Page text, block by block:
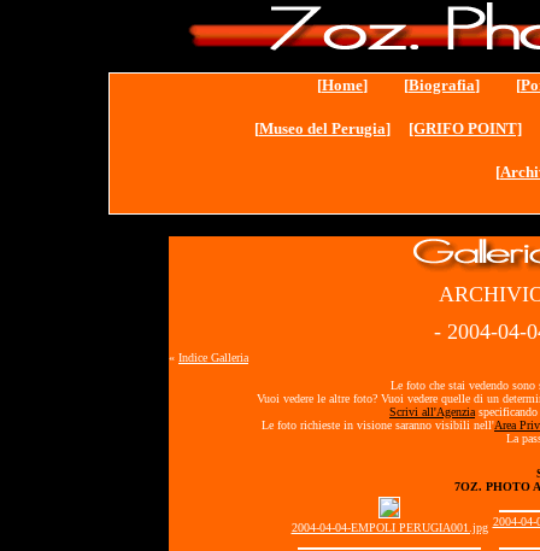
[Home] [Biografia] [
[Museo del Perugia] [GRIFO POINT]
[
- 2004-04-
« Indice Galleria
Le foto che stai vedendo
Vuoi vedere le altre foto? Vuoi vedere quelle di un
Scrivi all'Agenzia
Le foto richieste in visione saranno visibili nell'Area
La
7OZ. PHOTO
2004-04-04-EMPOLI PERUGIA001.jpg 2004-